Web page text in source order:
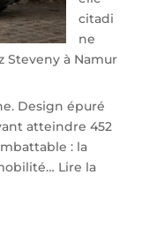
citadi
ne
Steveny à Namur
Design épuré
atteindre 452
: la
Lire la